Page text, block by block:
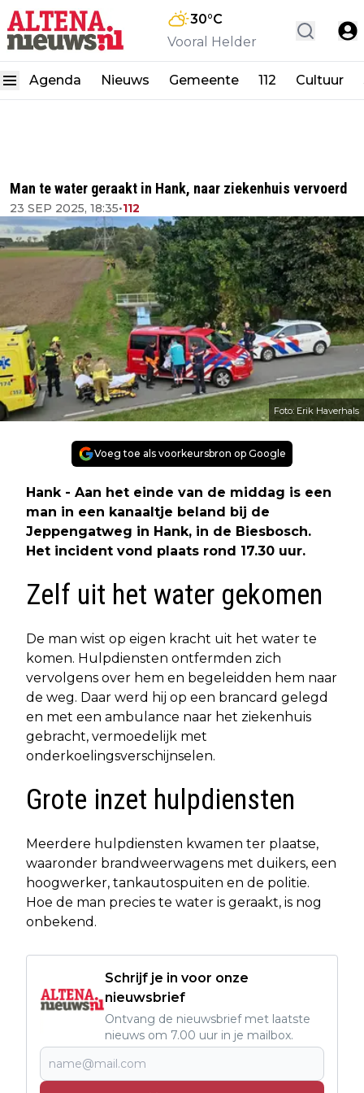
30°C
Vooral Helder
Agenda Nieuws Gemeente 112 Cultuur
Man te water geraakt in Hank, naar ziekenhuis vervoerd
23 SEP 2025, 18:35•112
Foto: Erik Haverhals
Voeg toe als voorkeursbron op Google
Hank - Aan het einde van de middag is een
man in een kanaaltje beland bij de
Jeppengatweg in Hank, in de Biesbosch.
Het incident vond plaats rond 17.30 uur.
Zelf uit het water gekomen
De man wist op eigen kracht uit het water te
komen. Hulpdiensten ontfermden zich
vervolgens over hem en begeleidden hem naar
de weg. Daar werd hij op een brancard gelegd
en met een ambulance naar het ziekenhuis
gebracht, vermoedelijk met
onderkoelingsverschijnselen.
Grote inzet hulpdiensten
Meerdere hulpdiensten kwamen ter plaatse,
waaronder brandweerwagens met duikers, een
hoogwerker, tankautospuiten en de politie.
Hoe de man precies te water is geraakt, is nog
onbekend.
Schrijf je in voor onze
nieuwsbrief
Ontvang de nieuwsbrief met laatste
nieuws om 7.00 uur in je mailbox.